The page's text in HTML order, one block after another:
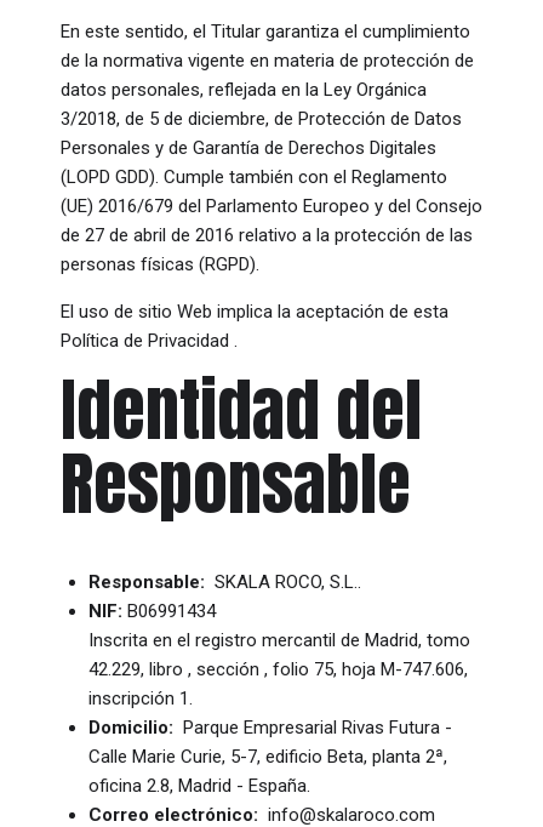
En este sentido, el Titular garantiza el cumplimiento
de la normativa vigente en materia de protección de
datos personales, reflejada en la Ley Orgánica
3/2018, de 5 de diciembre, de Protección de Datos
Personales y de Garantía de Derechos Digitales
(LOPD GDD). Cumple también con el Reglamento
(UE) 2016/679 del Parlamento Europeo y del Consejo
de 27 de abril de 2016 relativo a la protección de las
personas físicas (RGPD).
El uso de sitio Web implica la aceptación de esta
Política de Privacidad .
Identidad del
Responsable
Responsable: SKALA ROCO, S.L..
NIF: B06991434
Inscrita en el registro mercantil de Madrid, tomo
42.229, libro , sección , folio 75, hoja M-747.606,
inscripción 1.
Domicilio: Parque Empresarial Rivas Futura -
Calle Marie Curie, 5-7, edificio Beta, planta 2ª,
oficina 2.8, Madrid - España.
Correo electrónico: info@skalaroco.com